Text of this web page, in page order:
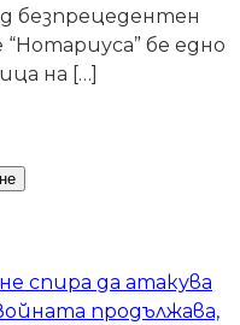
безпрецедентен
бе едно
на […]
спира да атакува
продължава,